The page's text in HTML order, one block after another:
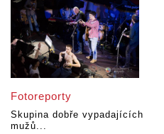
Fotoreporty
Skupina dobře vypadajících
mužů...